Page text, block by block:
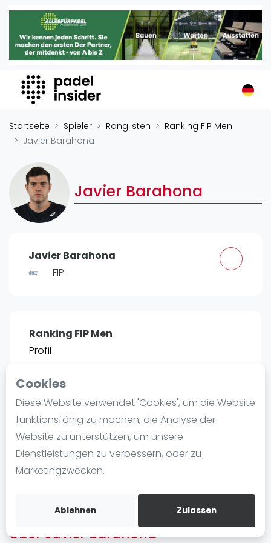
Cookies
Diese Website verwendet 'Cookies', um die Website
funktionsfähig zu machen, die Analyse der
Website zu unterstützen, um unsere
Dienstleistungen zu verbessern, oder zu
Marketingzwecken.
Ablehnen Zulassen
Padel Insider
Home
Organisationen
Buchungssysteme
Padel-Shops
Padel-Marken
Verschiedenes
Veranstaltungen
Turniere
Playtomic
Frauen
FIP Männer
Blog
Die Geschichte von Padel
Regeln und Punktzählung
Padel Schläge
Video
Startseite Spieler Ranglisten
Ranking FIP Men
Javier Barahona
Javier Barahona
Javier Barahona
FIP
Ranking FIP Men
Profil
POSITIE
#24 2.550
Bist du
Kostenloses Konto erstellen
Über Javier Barahona